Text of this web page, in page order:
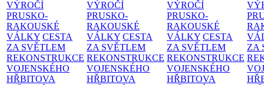
VÝROČÍ
PRUSKO-
RAKOUSKÉ
VÁLKY CESTA
ZA SVĚTLEM
REKONSTRUKCE
VOJENSKÉHO
HŘBITOVA
VÝROČÍ
PRUSKO-
RAKOUSKÉ
VÁLKY CESTA
ZA SVĚTLEM
REKONSTRUKCE
VOJENSKÉHO
HŘBITOVA
VÝROČÍ
PRUSKO-
RAKOUSKÉ
VÁLKY CESTA
ZA SVĚTLEM
REKONSTRUKCE
VOJENSKÉHO
HŘBITOVA
ZA